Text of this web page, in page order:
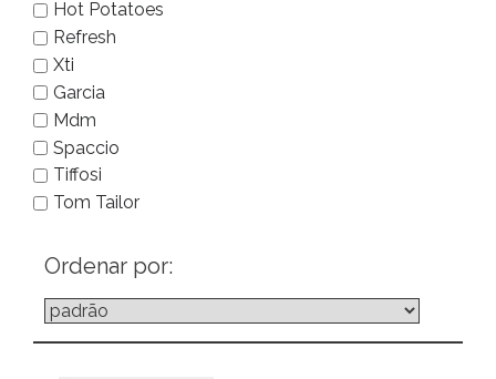
Hot Potatoes
Refresh
Xti
Garcia
Mdm
Spaccio
Tiffosi
Tom Tailor
Ordenar por: